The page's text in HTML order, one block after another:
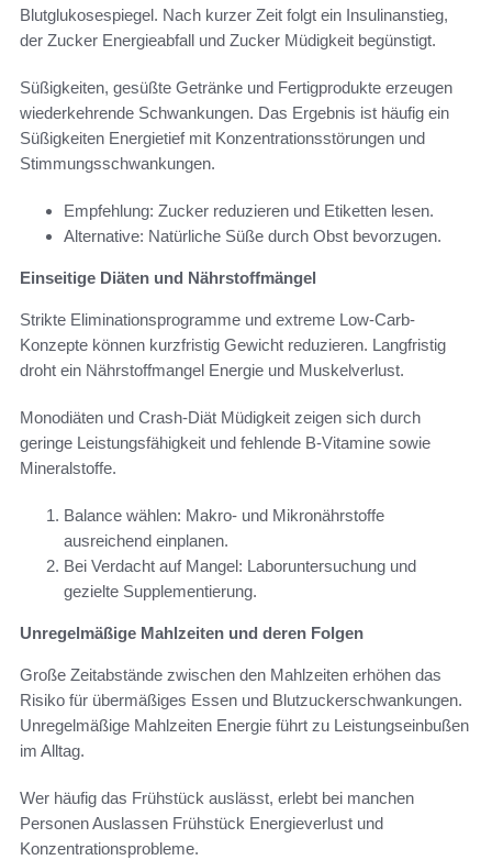
Blutglukosespiegel. Nach kurzer Zeit folgt ein Insulinanstieg,
der Zucker Energieabfall und Zucker Müdigkeit begünstigt.
Süßigkeiten, gesüßte Getränke und Fertigprodukte erzeugen
wiederkehrende Schwankungen. Das Ergebnis ist häufig ein
Süßigkeiten Energietief mit Konzentrationsstörungen und
Stimmungsschwankungen.
Empfehlung: Zucker reduzieren und Etiketten lesen.
Alternative: Natürliche Süße durch Obst bevorzugen.
Einseitige Diäten und Nährstoffmängel
Strikte Eliminationsprogramme und extreme Low-Carb-
Konzepte können kurzfristig Gewicht reduzieren. Langfristig
droht ein Nährstoffmangel Energie und Muskelverlust.
Monodiäten und Crash-Diät Müdigkeit zeigen sich durch
geringe Leistungsfähigkeit und fehlende B-Vitamine sowie
Mineralstoffe.
Balance wählen: Makro- und Mikronährstoffe
ausreichend einplanen.
Bei Verdacht auf Mangel: Laboruntersuchung und
gezielte Supplementierung.
Unregelmäßige Mahlzeiten und deren Folgen
Große Zeitabstände zwischen den Mahlzeiten erhöhen das
Risiko für übermäßiges Essen und Blutzuckerschwankungen.
Unregelmäßige Mahlzeiten Energie führt zu Leistungseinbußen
im Alltag.
Wer häufig das Frühstück auslässt, erlebt bei manchen
Personen Auslassen Frühstück Energieverlust und
Konzentrationsprobleme.